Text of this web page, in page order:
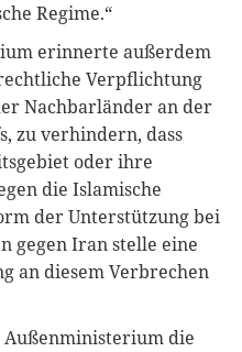
Regime.“
erinnerte außerdem
Verpflichtung
Nachbarländer an der
zu verhindern, dass
oder ihre
die Islamische
der Unterstützung bei
gegen Iran stelle eine
an diesem Verbrechen
die